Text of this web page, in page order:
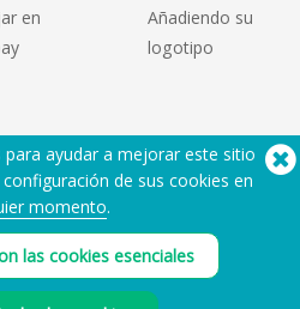
en
Añadiendo su
logotipo
¿Necesita ayuda? Tlf:(650) 938-3500 (US)
Copyright © 2026 Flashbay
ayudar a mejorar este sitio
de sus cookies en
momento.
las cookies esenciales